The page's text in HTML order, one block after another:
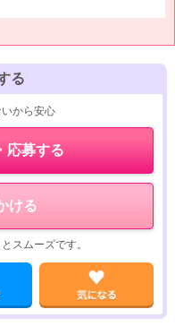
る
から安心
応募する
ける
スムーズです。